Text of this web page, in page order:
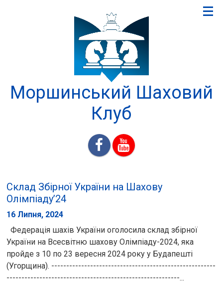
Моршинський Шаховий
Клуб
Склад Збірної України на Шахову
Олімпіаду’24
16 Липня, 2024
Федерація шахів України оголосила склад збірної
України на Всесвітню шахову Олімпіаду-2024, яка
пройде з 10 по 23 вересня 2024 року у Будапешті
(Угорщина). -------------------------------------------------------
----------------------------------------------------------...